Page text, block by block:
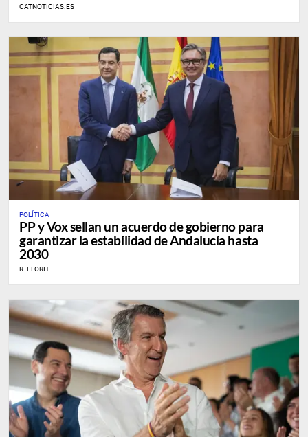
CATNOTICIAS.ES
POLÍTICA
PP y Vox sellan un acuerdo de gobierno para
garantizar la estabilidad de Andalucía hasta
2030
R. FLORIT